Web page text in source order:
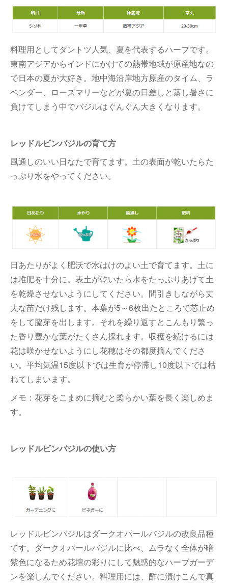
料理用としてダントツ人気、夏を代表するハーブです。
東南アジアからインドにかけての熱帯地域が原産地なの
で日本の夏が大好き。地中海沿岸地方原産のタイム、ラ
ベンダー、ローズマリーなどが夏の日差しと蒸し暑さに
負けてしまう中でバジルはぐんぐん大きくなります。
レッドルビンバジルの育て方
風通しのいい日なたで育てます。土の表面が乾いたらた
っぷり水をやってください。
日あたりがよく肥沃で水はけのよい土で育てます。土に
は堆肥を十分に。表土が乾いたら水をたっぷりあげて土
を乾燥させないようにしてください。間引きしながら丈
夫な苗だけ残します。本葉が5～6枚出たところで芯止め
をして脇芽を出します。それを繰り返すとこんもり繁っ
た香り豊かな葉がたくさん採れます。収穫を続けるには
花は咲かせないようにし花穂はその都度摘んでくださ
い。平均気温15度以下では生育が停滞し10度以下では枯
れてしまいます。
メモ：花芽をこまめに摘むと柔らかい葉を長く楽しめま
す。
レッドルビンバジルの使い方
レッドルビンバジルはダークオパールバジルの改良品種
です。ダークオパールバジルに比べ、ムラなく全体が暗
紫色になるため花壇の彩りにして魅惑的なハーブガーデ
ンを楽しんでください。料理用には、酢に漬けこんで真